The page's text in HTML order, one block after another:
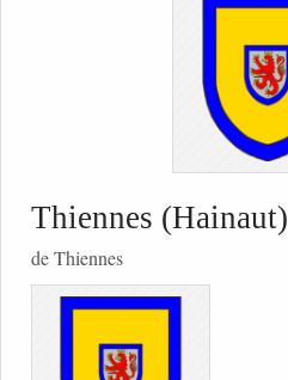
Thiennes (Hainaut)
de Thiennes